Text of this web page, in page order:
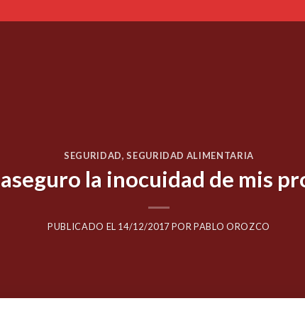
SEGURIDAD,SEGURIDAD ALIMENTARIA
la inocuidad de mis
PUBLICADO EL 14/12/2017PORPABLO OROZCO